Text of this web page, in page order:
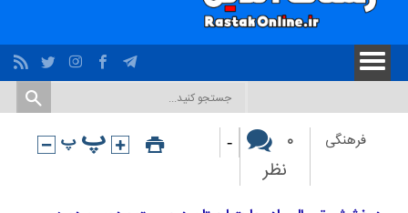
فرهنگی
۰
نظر
-